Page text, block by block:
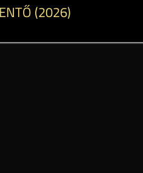
(2026)